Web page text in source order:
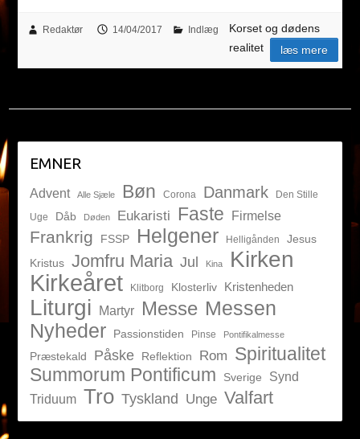
Redaktør 14/04/2017 Indlæg
Korset og dødens
realitet
læs mere
EMNER
Advent Alle Sjæle Bøn Corona Danmark
Den Stille
Uge
Dåb Døden Eukaristi Faste Firmelse
Frankrig FSSP Helgener Helligånden
Jesus
Kristus Jomfru Maria Jul Kina Kirken
Kirkeåret Klitborg Klosterliv Kristenheden
Liturgi Martyr Messe Messen
Nyheder
Passionstiden Pinse Pontifikalmesse
Præstekald Påske Reflektion Rom Spiritualitet
Summorum Pontificum Sverige
Synd
Triduum Tro Tyskland Unge Valfart